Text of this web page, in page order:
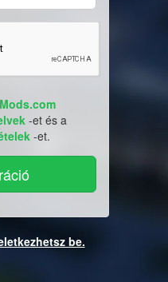
-et és a
-et.
be.